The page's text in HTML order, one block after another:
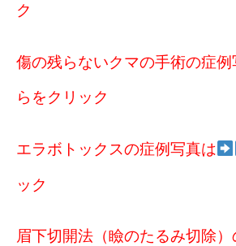
ク
傷の残らないクマの手術の症例
らをクリック
エラボトックスの症例写真は
ック
眉下切開法（瞼のたるみ切除